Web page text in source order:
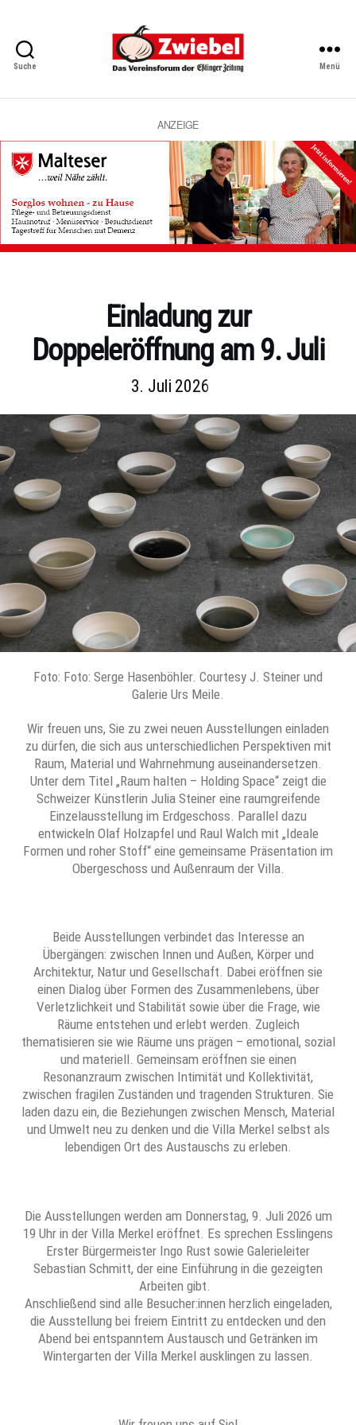
Suche
Vereinsforum
Eßlinger
Zeitung
Menü
ANZEIGE
Einladung zur
Doppeleröffnung am 9. Juli
3. Juli 2026
Foto: Foto: Serge Hasenböhler. Courtesy J. Steiner und
Galerie Urs Meile.
Wir freuen uns, Sie zu zwei neuen Ausstellungen einladen
zu dürfen, die sich aus unterschiedlichen Perspektiven mit
Raum, Material und Wahrnehmung auseinandersetzen.
Unter dem Titel „Raum halten – Holding Space“ zeigt die
Schweizer Künstlerin Julia Steiner eine raumgreifende
Einzelausstellung im Erdgeschoss. Parallel dazu
entwickeln Olaf Holzapfel und Raul Walch mit „Ideale
Formen und roher Stoff“ eine gemeinsame Präsentation im
Obergeschoss und Außenraum der Villa.
Beide Ausstellungen verbindet das Interesse an
Übergängen: zwischen Innen und Außen, Körper und
Architektur, Natur und Gesellschaft. Dabei eröffnen sie
einen Dialog über Formen des Zusammenlebens, über
Verletzlichkeit und Stabilität sowie über die Frage, wie
Räume entstehen und erlebt werden. Zugleich
thematisieren sie wie Räume uns prägen – emotional, sozial
und materiell. Gemeinsam eröffnen sie einen
Resonanzraum zwischen Intimität und Kollektivität,
zwischen fragilen Zuständen und tragenden Strukturen. Sie
laden dazu ein, die Beziehungen zwischen Mensch, Material
und Umwelt neu zu denken und die Villa Merkel selbst als
lebendigen Ort des Austauschs zu erleben.
Die Ausstellungen werden am Donnerstag, 9. Juli 2026 um
19 Uhr in der Villa Merkel eröffnet. Es sprechen Esslingens
Erster Bürgermeister Ingo Rust sowie Galerieleiter
Sebastian Schmitt, der eine Einführung in die gezeigten
Arbeiten gibt.
Anschließend sind alle Besucher:innen herzlich eingeladen,
die Ausstellung bei freiem Eintritt zu entdecken und den
Abend bei entspanntem Austausch und Getränken im
Wintergarten der Villa Merkel ausklingen zu lassen.